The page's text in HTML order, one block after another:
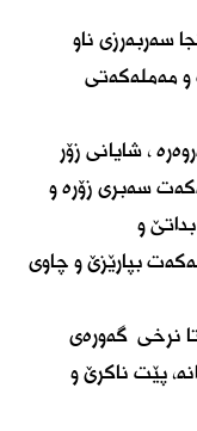
سەربەرزی ناو
و مەملەکەتی
، شایانی زۆر
سەبری زۆرە و
و
بپارێزێ و چاوی
نرخی گەورەی
پێت ناکرێ و